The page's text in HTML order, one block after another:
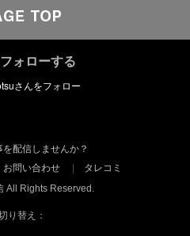
ォローする
配信しませんか？
お問い合わせ
タレコミ
All Rights Reserved.
り替え：